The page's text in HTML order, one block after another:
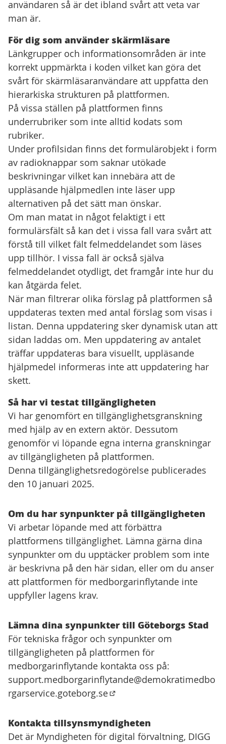
användaren så är det ibland svårt att veta var
man är.
För dig som använder skärmläsare
Länkgrupper och informationsområden är inte
korrekt uppmärkta i koden vilket kan göra det
svårt för skärmläsaranvändare att uppfatta den
hierarkiska strukturen på plattformen.
På vissa ställen på plattformen finns
underrubriker som inte alltid kodats som
rubriker.
Under profilsidan finns det formulärobjekt i form
av radioknappar som saknar utökade
beskrivningar vilket kan innebära att de
uppläsande hjälpmedlen inte läser upp
alternativen på det sätt man önskar.
Om man matat in något felaktigt i ett
formulärsfält så kan det i vissa fall vara svårt att
förstå till vilket fält felmeddelandet som läses
upp tillhör. I vissa fall är också själva
felmeddelandet otydligt, det framgår inte hur du
kan åtgärda felet.
När man filtrerar olika förslag på plattformen så
uppdateras texten med antal förslag som visas i
listan. Denna uppdatering sker dynamisk utan att
sidan laddas om. Men uppdatering av antalet
träffar uppdateras bara visuellt, uppläsande
hjälpmedel informeras inte att uppdatering har
skett.
Så har vi testat tillgängligheten
Vi har genomfört en tillgänglighetsgranskning
med hjälp av en extern aktör. Dessutom
genomför vi löpande egna interna granskningar
av tillgängligheten på plattformen.
Denna tillgänglighetsredogörelse publicerades
den 10 januari 2025.
Om du har synpunkter på tillgängligheten
Vi arbetar löpande med att förbättra
plattformens tillgänglighet. Lämna gärna dina
synpunkter om du upptäcker problem som inte
är beskrivna på den här sidan, eller om du anser
att plattformen för medborgarinflytande inte
uppfyller lagens krav.
Lämna dina synpunkter till Göteborgs Stad
För tekniska frågor och synpunkter om
tillgängligheten på plattformen för
medborgarinflytande kontakta oss på:
support.medborgarinflytande@demokratimedbo
rgarservice.goteborg.se
Kontakta tillsynsmyndigheten
Det är Myndigheten för digital förvaltning, DIGG